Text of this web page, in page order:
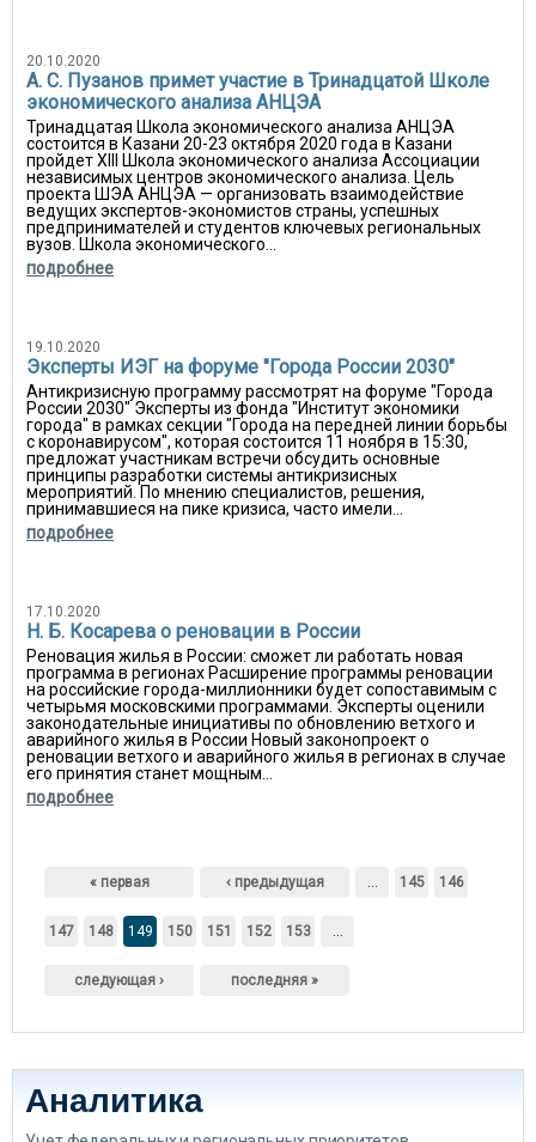
20.10.2020
А. С. Пузанов примет участие в Тринадцатой Школе
экономического анализа АНЦЭА
Тринадцатая Школа экономического анализа АНЦЭА
состоится в Казани 20-23 октября 2020 года в Казани
пройдет XIII Школа экономического анализа Ассоциации
независимых центров экономического анализа. Цель
проекта ШЭА АНЦЭА — организовать взаимодействие
ведущих экспертов-экономистов страны, успешных
предпринимателей и студентов ключевых региональных
вузов. Школа экономического...
подробнее
19.10.2020
Эксперты ИЭГ на форуме "Города России 2030"
Антикризисную программу рассмотрят на форуме "Города
России 2030" Эксперты из фонда "Институт экономики
города" в рамках секции "Города на передней линии борьбы
с коронавирусом", которая состоится 11 ноября в 15:30,
предложат участникам встречи обсудить основные
принципы разработки системы антикризисных
мероприятий. По мнению специалистов, решения,
принимавшиеся на пике кризиса, часто имели...
подробнее
17.10.2020
Н. Б. Косарева о реновации в России
Реновация жилья в России: сможет ли работать новая
программа в регионах Расширение программы реновации
на российские города-миллионники будет сопоставимым с
четырьмя московскими программами. Эксперты оценили
законодательные инициативы по обновлению ветхого и
аварийного жилья в России Новый законопроект о
реновации ветхого и аварийного жилья в регионах в случае
его принятия станет мощным...
подробнее
Страницы
« первая ‹ предыдущая … 145 146
147 148 149 150 151 152 153 …
следующая › последняя »
Аналитика